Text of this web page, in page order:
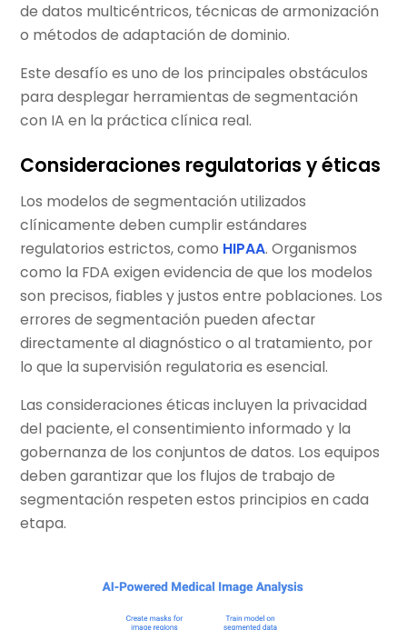
de datos multicéntricos, técnicas de armonización
o métodos de adaptación de dominio.
Este desafío es uno de los principales obstáculos
para desplegar herramientas de segmentación
con IA en la práctica clínica real.
Consideraciones regulatorias y éticas
Los modelos de segmentación utilizados
clínicamente deben cumplir estándares
regulatorios estrictos, como HIPAA. Organismos
como la FDA exigen evidencia de que los modelos
son precisos, fiables y justos entre poblaciones. Los
errores de segmentación pueden afectar
directamente al diagnóstico o al tratamiento, por
lo que la supervisión regulatoria es esencial.
Las consideraciones éticas incluyen la privacidad
del paciente, el consentimiento informado y la
gobernanza de los conjuntos de datos. Los equipos
deben garantizar que los flujos de trabajo de
segmentación respeten estos principios en cada
etapa.